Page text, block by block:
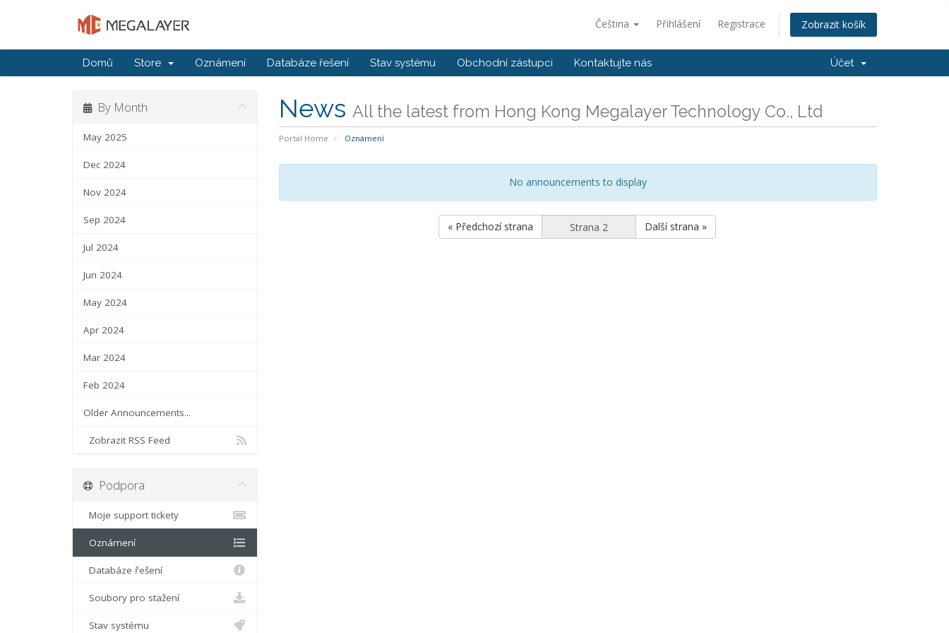
Čeština Přihlášení Registrace Zobrazit košík
Domů Store Oznámení Databáze řešení Stav systému Obchodní zástupci Kontaktujte nás Účet
News All the latest from Hong Kong Megalayer Technology Co., Ltd
Portal Home Oznámení
By Month
May 2025
Dec 2024
Nov 2024
Sep 2024
Jul 2024
Jun 2024
May 2024
Apr 2024
Mar 2024
Feb 2024
Older Announcements...
Zobrazit RSS Feed
No announcements to display
« Předchozí strana Další strana »
Podpora
Moje support tickety
Oznámení
Databáze řešení
Soubory pro stažení
Stav systému